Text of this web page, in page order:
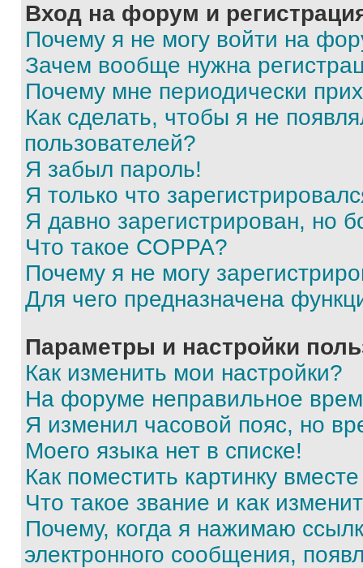
Вход на форум и
Почему я не могу войти на
Зачем вообще нужна
Почему мне периодически
Как сделать, чтобы я не
пользователей?
Я забыл пароль!
Я только что
Я давно зарегистрирован, но
Что такое COPPA?
Почему я не могу
Для чего предназначена
Параметры и настройки
Как изменить мои настройки?
На форуме неправильное
Я изменил часовой пояс, но
Моего языка нет в списке!
Как поместить картинку
Что такое звание и как
Почему, когда я нажимаю
электронного сообщения,